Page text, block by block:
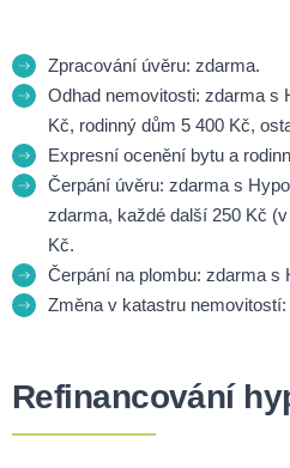
Zpracování úvěru: zdarma.
Odhad nemovitosti: zdarma s
Kč, rodinný dům 5 400 Kč,
Expresní ocenění bytu a
Čerpání úvěru: zdarma s
zdarma, každé další 250 Kč
Kč.
Čerpání na plombu: zdarma s
Změna v katastru nemovitostí:
Refinancování